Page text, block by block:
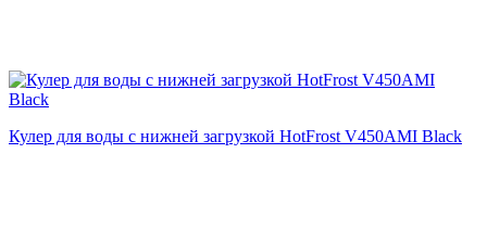
Кулер для воды с нижней загрузкой HotFrost V450AMI Black